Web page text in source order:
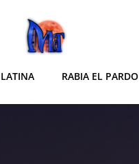
RABIA EL PARDO